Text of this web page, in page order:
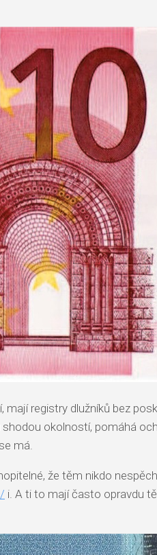
registry dlužníků bez
okolností, pomáhá
má.
že těm nikdo
i. A ti to mají často opravdu